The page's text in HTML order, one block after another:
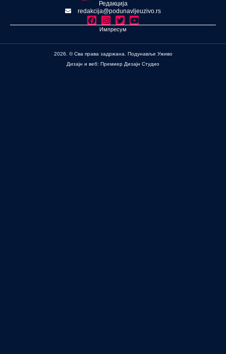
Редакција
redakcija@podunavljeuzivo.rs
Импресум
2026. © Сва права задржана. Подунавље Уживо
Дизајн и веб: Премиер Дизајн Студио